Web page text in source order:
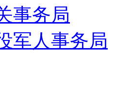
事务局
军人事务局